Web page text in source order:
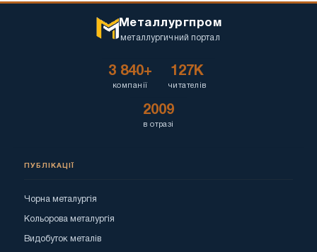
Металлургпром
металлургичний портал
3 840+
компанії
127K
читателів
2009
в отразі
ПУБЛІКАЦІЇ
Чорна металургія
Кольорова металургія
Видобуток металів